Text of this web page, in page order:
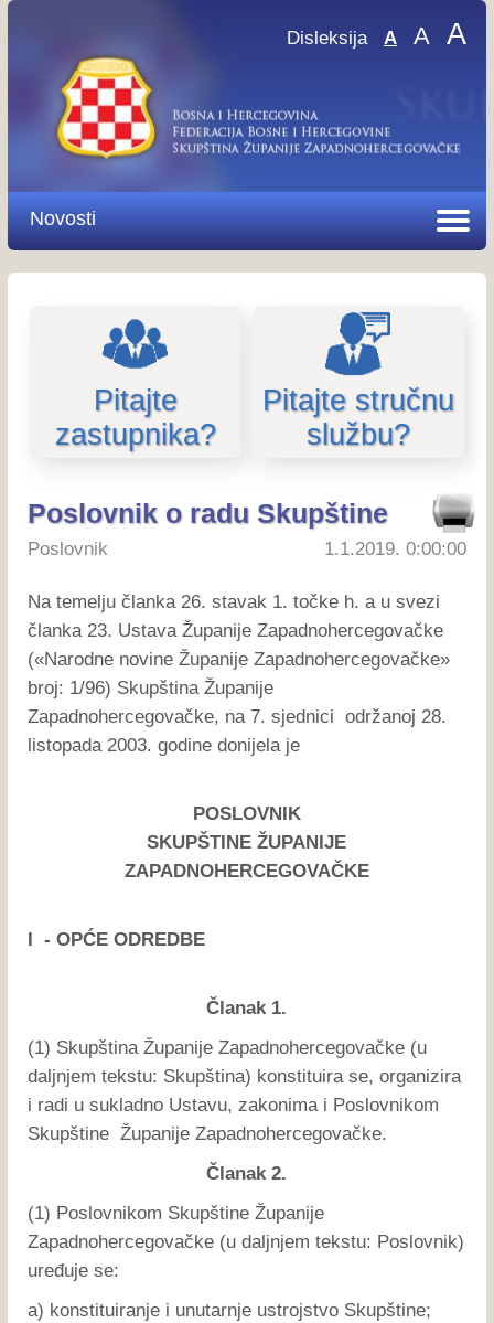
Disleksija A A A
Novosti
Pitajte
zastupnika?
Pitajte stručnu
službu?
Poslovnik o radu Skupštine
Poslovnik 1.1.2019. 0:00:00
Na temelju članka 26. stavak 1. točke h. a u svezi
članka 23. Ustava Županije Zapadnohercegovačke
(«Narodne novine Županije Zapadnohercegovačke»
broj: 1/96) Skupština Županije
Zapadnohercegovačke, na 7. sjednici održanoj 28.
listopada 2003. godine donijela je
POSLOVNIK
SKUPŠTINE ŽUPANIJE
ZAPADNOHERCEGOVAČKE
I - OPĆE ODREDBE
Članak 1.
(1) Skupština Županije Zapadnohercegovačke (u
daljnjem tekstu: Skupština) konstituira se, organizira
i radi u sukladno Ustavu, zakonima i Poslovnikom
Skupštine Županije Zapadnohercegovačke.
Članak 2.
(1) Poslovnikom Skupštine Županije
Zapadnohercegovačke (u daljnjem tekstu: Poslovnik)
uređuje se:
a) konstituiranje i unutarnje ustrojstvo Skupštine;